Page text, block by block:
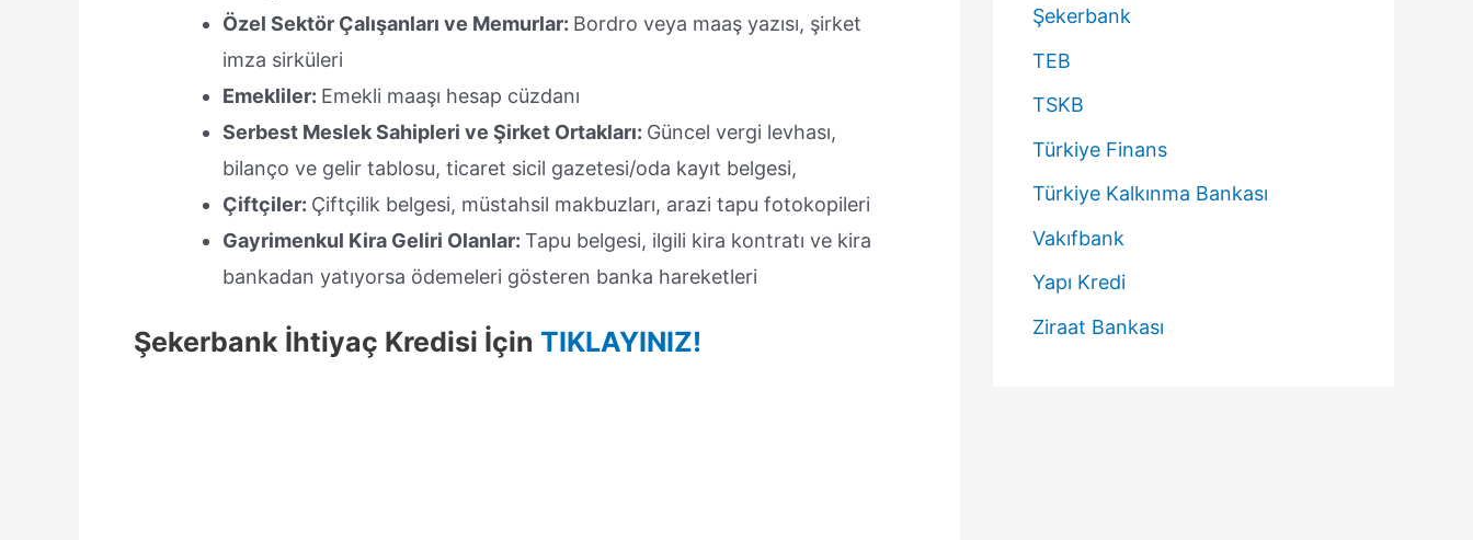
Özel Sektör Çalışanları ve Memurlar: Bordro veya maaş yazısı, şirket
imza sirküleri
Emekliler: Emekli maaşı hesap cüzdanı
Serbest Meslek Sahipleri ve Şirket Ortakları: Güncel vergi levhası,
bilanço ve gelir tablosu, ticaret sicil gazetesi/oda kayıt belgesi,
Çiftçiler: Çiftçilik belgesi, müstahsil makbuzları, arazi tapu fotokopileri
Gayrimenkul Kira Geliri Olanlar: Tapu belgesi, ilgili kira kontratı ve kira
bankadan yatıyorsa ödemeleri gösteren banka hareketleri
Şekerbank İhtiyaç Kredisi İçin TIKLAYINIZ!
Şekerbank
TEB
TSKB
Türkiye Finans
Türkiye Kalkınma Bankası
Vakıfbank
Yapı Kredi
Ziraat Bankası